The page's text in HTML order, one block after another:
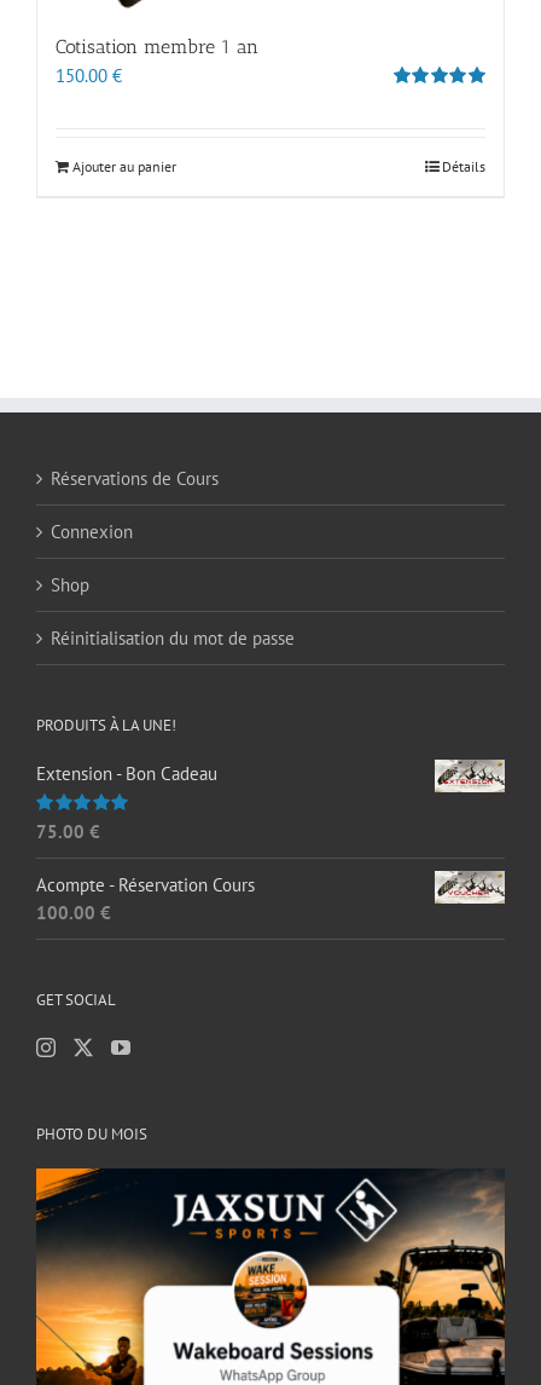
Cotisation membre 1 an
150.00 €
Ajouter au panier Détails
Réservations de Cours
Connexion
Shop
Réinitialisation du mot de passe
PRODUITS À LA UNE!
Extension - Bon Cadeau
Note5.00
75.00 €
Acompte - Réservation Cours
100.00 €
GET SOCIAL
PHOTO DU MOIS